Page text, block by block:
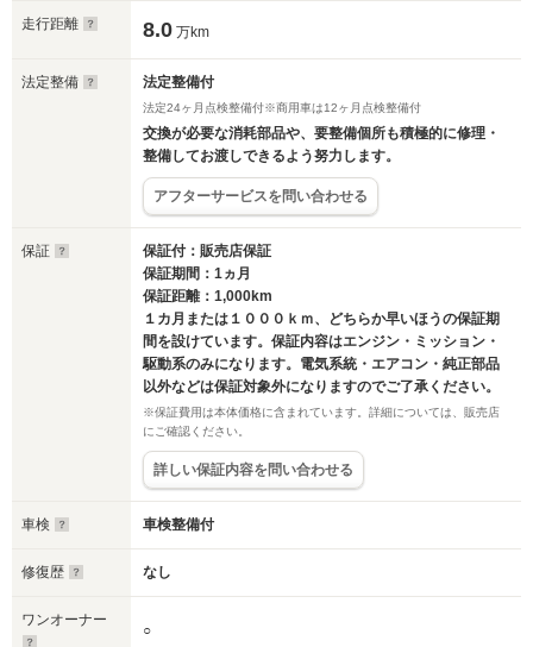
走行距離 8.0 万km
法定整備 法定整備付
法定24ヶ月点検整備付※商用車は12ヶ月点検整備付
交換が必要な消耗部品や、要整備個所も積極的に修理・
整備してお渡しできるよう努力します。
アフターサービスを問い合わせる
保証
保証付：販売店保証
保証期間：1ヵ月
保証距離：1,000km
１カ月または１０００ｋｍ、どちらか早いほうの保証期
間を設けています。保証内容はエンジン・ミッション・
駆動系のみになります。電気系統・エアコン・純正部品
以外などは保証対象外になりますのでご了承ください。
※保証費用は本体価格に含まれています。詳細については、販売店
にご確認ください。
詳しい保証内容を問い合わせる
車検 車検整備付
修復歴 なし
ワンオーナー
○